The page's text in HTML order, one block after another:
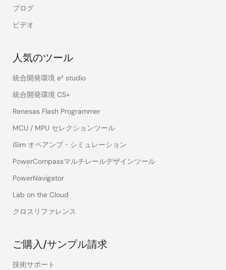
ブログ
ビデオ
人気のツール
統合開発環境 e² studio
統合開発環境 CS+
Renesas Flash Programmer
MCU / MPU セレクションツール
iSim オペアンプ・シミュレーション
PowerCompassマルチレールデザインツール
PowerNavigator
Lab on the Cloud
クロスリファレンス
ご購入/サンプル請求
技術サポート